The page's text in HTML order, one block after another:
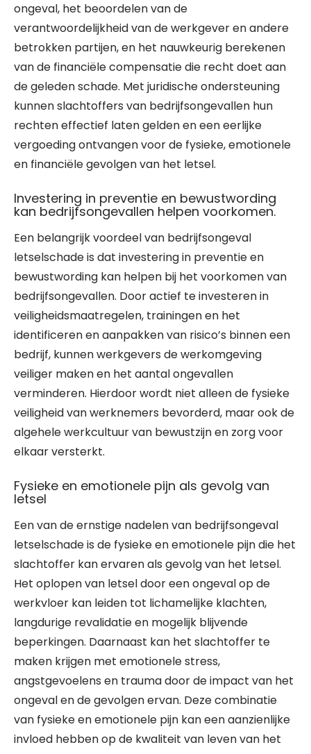
ongeval, het beoordelen van de
verantwoordelijkheid van de werkgever en andere
betrokken partijen, en het nauwkeurig berekenen
van de financiële compensatie die recht doet aan
de geleden schade. Met juridische ondersteuning
kunnen slachtoffers van bedrijfsongevallen hun
rechten effectief laten gelden en een eerlijke
vergoeding ontvangen voor de fysieke, emotionele
en financiële gevolgen van het letsel.
Investering in preventie en bewustwording
kan bedrijfsongevallen helpen voorkomen.
Een belangrijk voordeel van bedrijfsongeval
letselschade is dat investering in preventie en
bewustwording kan helpen bij het voorkomen van
bedrijfsongevallen. Door actief te investeren in
veiligheidsmaatregelen, trainingen en het
identificeren en aanpakken van risico’s binnen een
bedrijf, kunnen werkgevers de werkomgeving
veiliger maken en het aantal ongevallen
verminderen. Hierdoor wordt niet alleen de fysieke
veiligheid van werknemers bevorderd, maar ook de
algehele werkcultuur van bewustzijn en zorg voor
elkaar versterkt.
Fysieke en emotionele pijn als gevolg van
letsel
Een van de ernstige nadelen van bedrijfsongeval
letselschade is de fysieke en emotionele pijn die het
slachtoffer kan ervaren als gevolg van het letsel.
Het oplopen van letsel door een ongeval op de
werkvloer kan leiden tot lichamelijke klachten,
langdurige revalidatie en mogelijk blijvende
beperkingen. Daarnaast kan het slachtoffer te
maken krijgen met emotionele stress,
angstgevoelens en trauma door de impact van het
ongeval en de gevolgen ervan. Deze combinatie
van fysieke en emotionele pijn kan een aanzienlijke
invloed hebben op de kwaliteit van leven van het